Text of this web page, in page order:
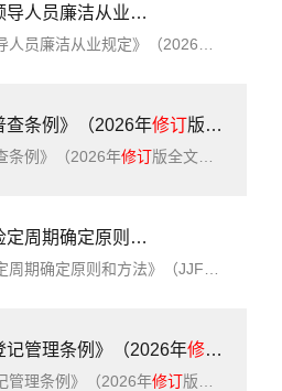
廉洁从业规定》（2026年
查条例》（2026年修订版全文）（国务院令第833号）【附单行本高清PD版F+word版下载】
条例》（2026年修订版全文）（国务院令第833号）【附单行本高清PD版F+word版下载】（2006年8月23日中华人民共和国国务院令第473号公布 2026年3月20日中华人民共和国国务院令第833号
（JJF1139-2026）【高清无水印PDF版下载】
记管理条例》（2026年修订
管理条例》（2026年修订版全文）【附单行本高清PDF版+可编辑word版下载】（1998年10月25日中华人民共和国国务院令第250号发布 根据2016年2月6日《国务院关于修改部分行政法规的决定》第一次